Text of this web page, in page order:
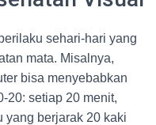
sehari-hari yang
mata. Misalnya,
bisa menyebabkan
20: setiap 20 menit,
yang berjarak 20 kaki